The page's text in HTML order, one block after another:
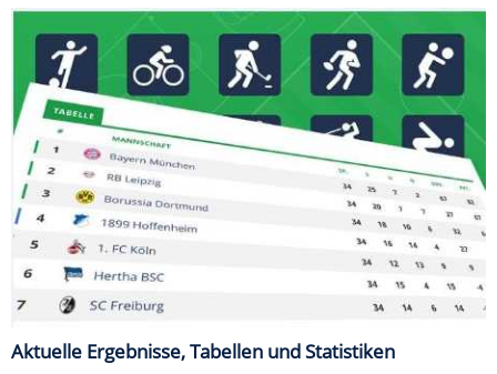
Aktuelle Ergebnisse, Tabellen und Statistiken